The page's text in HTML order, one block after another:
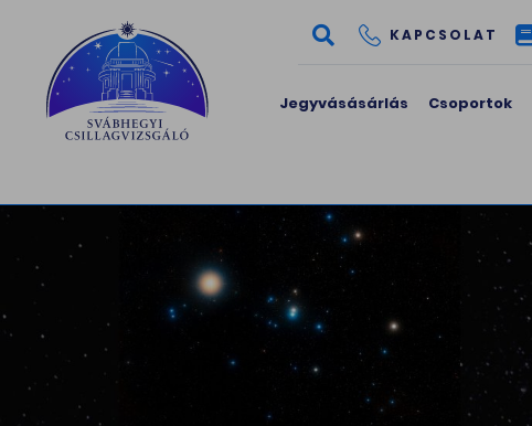
KAPCSOLAT
Jegyvásásárlás Csoportok